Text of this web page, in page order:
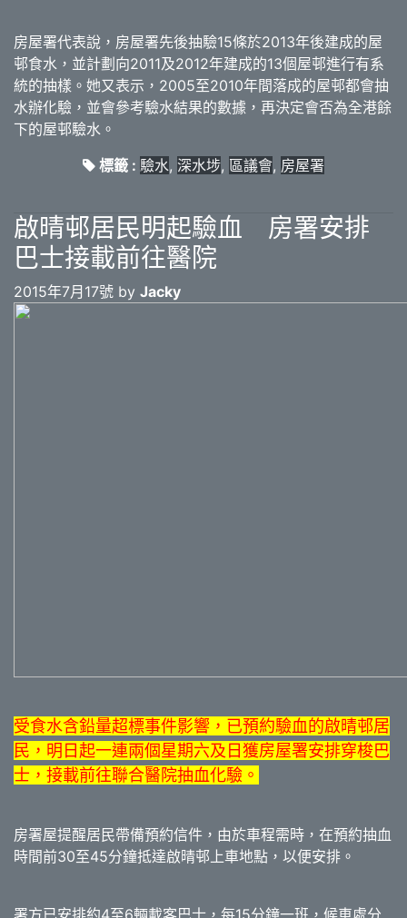
房屋署代表說，房屋署先後抽驗15條於2013年後建成的屋
邨食水，並計劃向2011及2012年建成的13個屋邨進行有系
統的抽樣。她又表示，2005至2010年間落成的屋邨都會抽
水辦化驗，並會參考驗水結果的數據，再決定會否為全港餘
下的屋邨驗水。
標籤 : 驗水, 深水埗, 區議會, 房屋署
啟晴邨居民明起驗血 房署安排
巴士接載前往醫院
2015年7月17號 by Jacky
受食水含鉛量超標事件影響，已預約驗血的啟晴邨居
民，明日起一連兩個星期六及日獲房屋署安排穿梭巴
士，接載前往聯合醫院抽血化驗。
房署屋提醒居民帶備預約信件，由於車程需時，在預約抽血
時間前30至45分鐘抵達啟晴邨上車地點，以便安排。
署方已安排約4至6輛載客巴士，每15分鐘一班，候車處分